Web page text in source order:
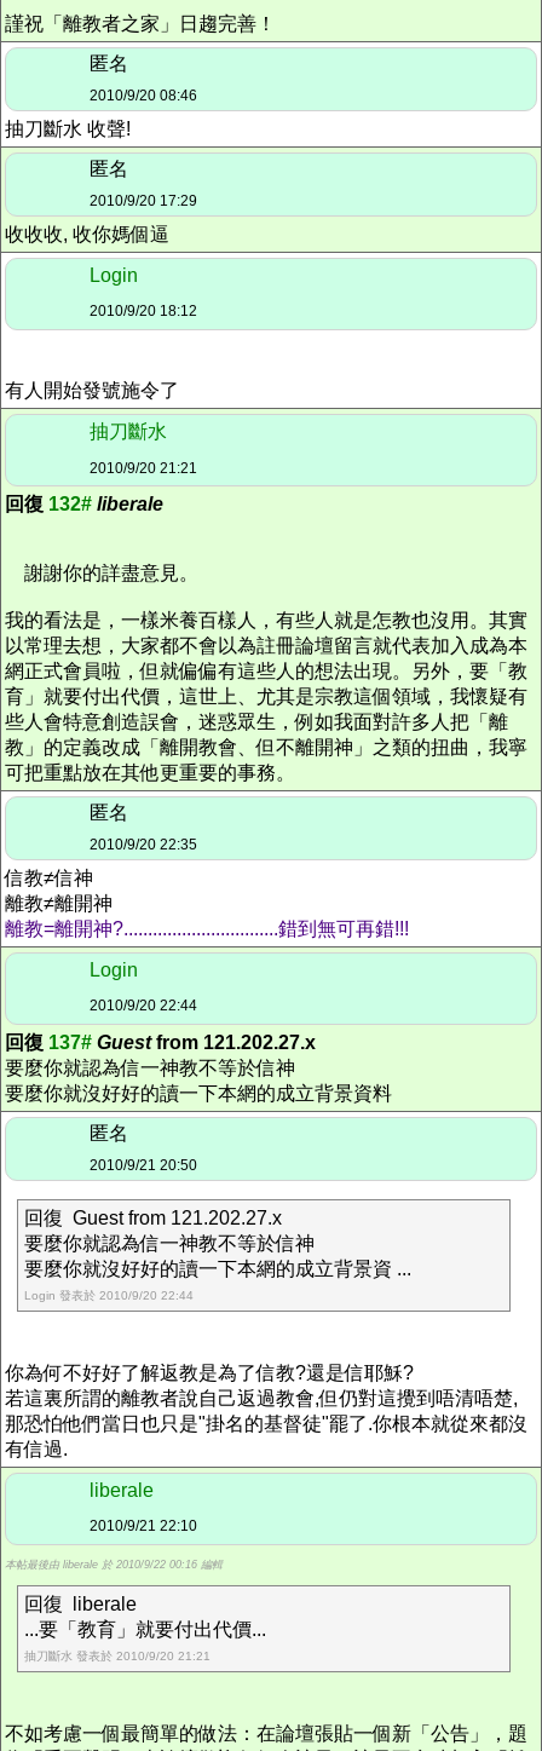
謹祝「離教者之家」日趨完善！
匿名
2010/9/20 08:46
抽刀斷水 收聲!
匿名
2010/9/20 17:29
收收收, 收你媽個逼
Login
2010/9/20 18:12
有人開始發號施令了
抽刀斷水
2010/9/20 21:21
回復 132# liberale
謝謝你的詳盡意見。
我的看法是，一樣米養百樣人，有些人就是怎教也沒用。其實
以常理去想，大家都不會以為註冊論壇留言就代表加入成為本
網正式會員啦，但就偏偏有這些人的想法出現。另外，要「教
育」就要付出代價，這世上、尤其是宗教這個領域，我懷疑有
些人會特意創造誤會，迷惑眾生，例如我面對許多人把「離
教」的定義改成「離開教會、但不離開神」之類的扭曲，我寧
可把重點放在其他更重要的事務。
匿名
2010/9/20 22:35
信教≠信神
離教≠離開神
離教=離開神?................................錯到無可再錯!!!
Login
2010/9/20 22:44
回復 137# Guestfrom 121.202.27.x
要麼你就認為信一神教不等於信神
要麼你就沒好好的讀一下本網的成立背景資料
匿名
2010/9/21 20:50
回復 Guest from 121.202.27.x
要麼你就認為信一神教不等於信神
要麼你就沒好好的讀一下本網的成立背景資 ...
Login 發表於 2010/9/20 22:44
你為何不好好了解返教是為了信教?還是信耶穌?
若這裏所謂的離教者說自己返過教會,但仍對這攪到唔清唔楚,
那恐怕他們當日也只是"掛名的基督徒"罷了.你根本就從來都沒
有信過.
liberale
2010/9/21 22:10
本帖最後由 liberale 於 2010/9/22 00:16 編輯
回復 liberale
...要「教育」就要付出代價...
抽刀斷水 發表於 2010/9/20 21:21
不如考慮一個最簡單的做法：在論壇張貼一個新「公告」，題